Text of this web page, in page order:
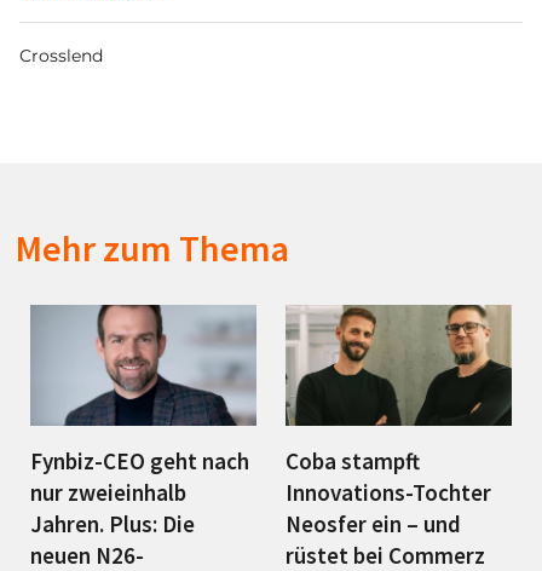
Crosslend
Mehr zum Thema
Fynbiz-CEO geht nach
nur zweieinhalb
Jahren. Plus: Die
neuen N26-
Coba stampft
Innovations-Tochter
Neosfer ein – und
rüstet bei Commerz